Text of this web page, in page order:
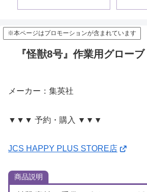
※本ページはプロモーションが含まれています
『怪獣8号』作業用グローブ
メーカー：集英社
▼▼▼ 予約・購入 ▼▼▼
JCS HAPPY PLUS STORE店
商品説明